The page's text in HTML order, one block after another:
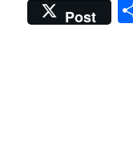
Post